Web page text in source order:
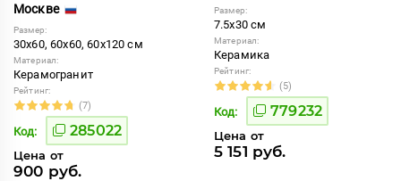
Москве
Размер:
30x60, 60x60, 60x120 см
Материал:
Керамогранит
Рейтинг:
(7)
Код: 285022
Цена от
900 руб.
Размер:
7.5x30 см
Материал:
Керамика
Рейтинг:
(5)
Код: 779232
Цена от
5 151 руб.